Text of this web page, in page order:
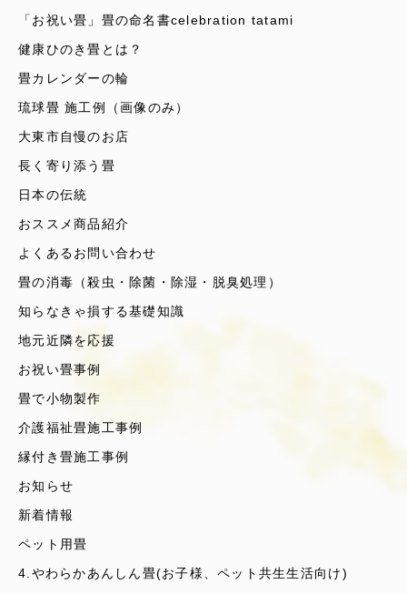
「お祝い畳」畳の命名書celebration tatami
健康ひのき畳とは？
畳カレンダーの輪
琉球畳 施工例（画像のみ）
大東市自慢のお店
長く寄り添う畳
日本の伝統
おススメ商品紹介
よくあるお問い合わせ
畳の消毒（殺虫・除菌・除湿・脱臭処理）
知らなきゃ損する基礎知識
地元近隣を応援
お祝い畳事例
畳で小物製作
介護福祉畳施工事例
縁付き畳施工事例
お知らせ
新着情報
ペット用畳
4.やわらかあんしん畳(お子様、ペット共生生活向け)